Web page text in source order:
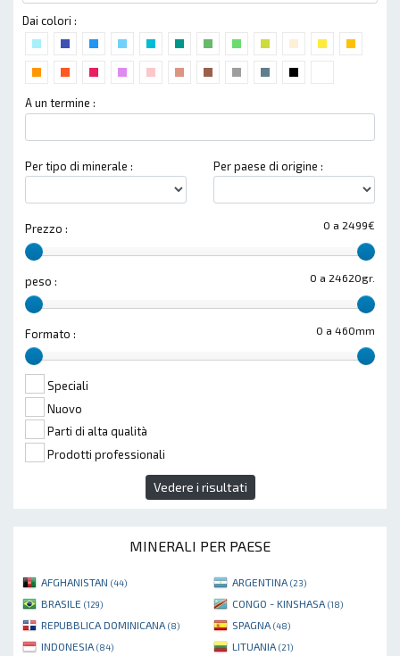
Dai colori :
A un termine :
Per tipo di minerale : Per paese di origine :
0 a 2499€
Prezzo :
0 a 24620gr.
peso :
0 a 460mm
Formato :
Speciali
Nuovo
Parti di alta qualità
Prodotti professionali
Vedere i risultati
MINERALI PER PAESE
AFGHANISTAN (44) ARGENTINA (23)
BRASILE (129) CONGO - KINSHASA (18)
REPUBBLICA DOMINICANA (8) SPAGNA (48)
INDONESIA (84) LITUANIA (21)